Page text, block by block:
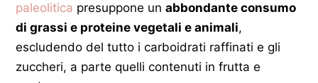
paleolitica presuppone un abbondante consumo
di grassi e proteine vegetali e animali,
escludendo del tutto i carboidrati raffinati e gli
zuccheri, a parte quelli contenuti in frutta e